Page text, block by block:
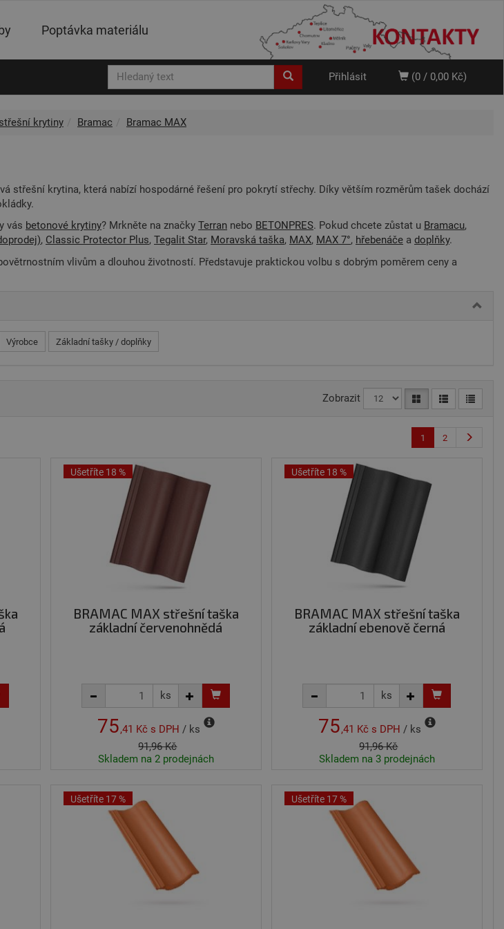
Poptávka materiálu
(0 / 0,00 Kč)
Přihlásit
krytiny Bramac Bramac MAX
střešní krytina, která nabízí hospodárné řešení pro pokrytí střechy. Díky větším rozměrům tašek dochází
vás betonové krytiny? Mrkněte na značky Terran nebo BETONPRES. Pokud chcete zůstat u Bramacu,
, Classic Protector Plus, Tegalit Star, Moravská taška, MAX, MAX 7°, hřebenáče a doplňky.
vlivům a dlouhou životností. Představuje praktickou volbu s dobrým poměrem ceny a
Výrobce Základní tašky / doplňky
Zobrazit
1 2
Ušetříte 18 %
BRAMAC MAX střešní taška
základní červenohnědá
ks
75,41 Kčs DPH / ks
91,96 Kč
Skladem na 2 prodejnách
Ušetříte 18 %
BRAMAC MAX střešní taška
základní ebenově černá
ks
75,41 Kčs DPH / ks
91,96 Kč
Skladem na 3 prodejnách
Ušetříte 17 % Ušetříte 17 %